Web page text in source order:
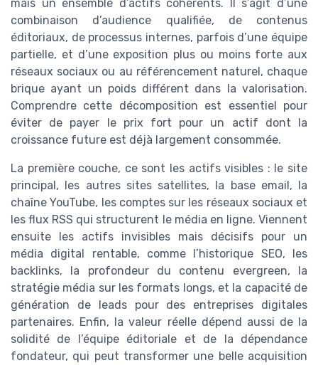
mais un ensemble d’actifs cohérents. Il s’agit d’une
combinaison d’audience qualifiée, de contenus
éditoriaux, de processus internes, parfois d’une équipe
partielle, et d’une exposition plus ou moins forte aux
réseaux sociaux ou au référencement naturel, chaque
brique ayant un poids différent dans la valorisation.
Comprendre cette décomposition est essentiel pour
éviter de payer le prix fort pour un actif dont la
croissance future est déjà largement consommée.
La première couche, ce sont les actifs visibles : le site
principal, les autres sites satellites, la base email, la
chaîne YouTube, les comptes sur les réseaux sociaux et
les flux RSS qui structurent le média en ligne. Viennent
ensuite les actifs invisibles mais décisifs pour un
média digital rentable, comme l’historique SEO, les
backlinks, la profondeur du contenu evergreen, la
stratégie média sur les formats longs, et la capacité de
génération de leads pour des entreprises digitales
partenaires. Enfin, la valeur réelle dépend aussi de la
solidité de l’équipe éditoriale et de la dépendance
fondateur, qui peut transformer une belle acquisition